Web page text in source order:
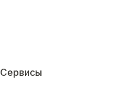
Сервисы